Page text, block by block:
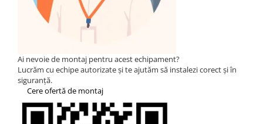
Invertoare On-Grid Fronius
Statii de reincarcare Fronius
HUAWEI
SMA
Solis
Solplanet
Ai nevoie de montaj pentru acest echipament?
Lucrăm cu echipe autorizate și te ajutăm să instalezi corect și în
siguranță.
Cere ofertă de montaj